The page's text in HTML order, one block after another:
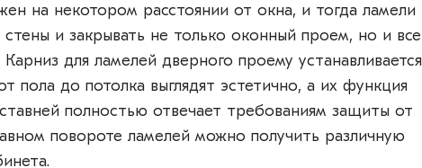
на некотором расстоянии от окна, и тогда ламели
и закрывать не только оконный проем, но и все
для ламелей дверного проему устанавливается
пола до потолка выглядят эстетично, а их функция
полностью отвечает требованиям защиты от
повороте ламелей можно получить различную